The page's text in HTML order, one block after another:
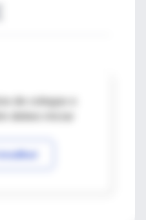
de colegas o